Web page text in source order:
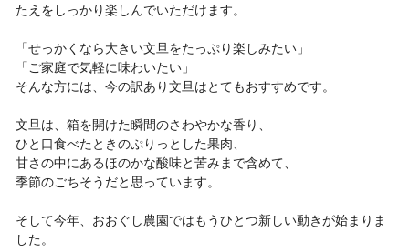
たえをしっかり楽しんでいただけます。
「せっかくなら大きい文旦をたっぷり楽しみたい」
「ご家庭で気軽に味わいたい」
そんな方には、今の訳あり文旦はとてもおすすめです。
文旦は、箱を開けた瞬間のさわやかな香り、
ひと口食べたときのぷりっとした果肉、
甘さの中にあるほのかな酸味と苦みまで含めて、
季節のごちそうだと思っています。
そして今年、おおぐし農園ではもうひとつ新しい動きが始まりま
した。